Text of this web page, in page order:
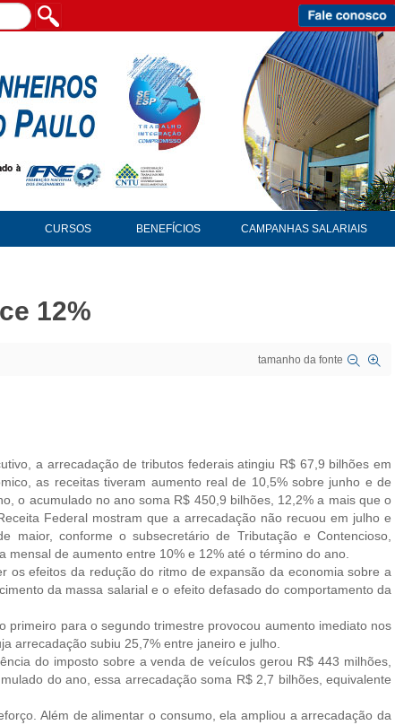
CURSOS BENEFÍCIOS CAMPANHAS SALARIAIS
12%
tamanho da fonte
a arrecadação de tributos federais atingiu R$ 67,9 bilhões em
as receitas tiveram aumento real de 10,5% sobre junho e de
o acumulado no ano soma R$ 450,9 bilhões, 12,2% a mais que o
Federal mostram que a arrecadação não recuou em julho e
maior, conforme o subsecretário de Tributação e Contencioso,
de aumento entre 10% e 12% até o término do ano.
efeitos da redução do ritmo de expansão da economia sobre a
da massa salarial e o efeito defasado do comportamento da
para o segundo trimestre provocou aumento imediato nos
arrecadação subiu 25,7% entre janeiro e julho.
do imposto sobre a venda de veículos gerou R$ 443 milhões,
do ano, essa arrecadação soma R$ 2,7 bilhões, equivalente
Além de alimentar o consumo, ela ampliou a arrecadação da